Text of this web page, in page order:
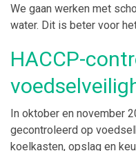
We gaan werken met
water. Dit is beter voor
HACCP-
In oktober en november
gecontroleerd op
koelkasten, opslag en